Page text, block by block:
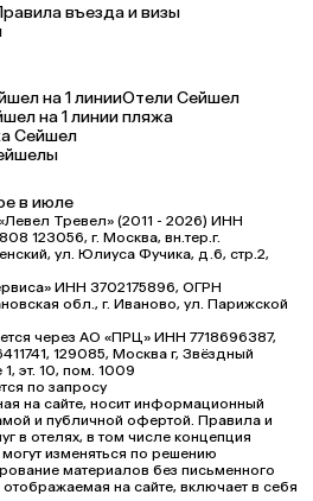
въезда и визы
на 1 линииОтели Сейшел
на 1 линии пляжа
Сейшел
в июле
Тревел» (2011 - 2026) ИНН
123056, г. Москва, вн.тер.г.
ул. Юлиуса Фучика, д.6, стр.2,
ИНН 3702175896, ОГРН
обл., г. Иваново, ул. Парижской
через АО «ПРЦ» ИНН 7718696387,
129085, Москва г, Звёздный
эт. 10, пом. 1009
по запросу
на сайте, носит информационный
и публичной офертой. Правила и
в отелях, в том числе концепция
изменяться по решению
материалов без письменного
на сайте, включает в себя